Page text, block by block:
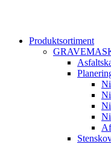
Produktsortiment